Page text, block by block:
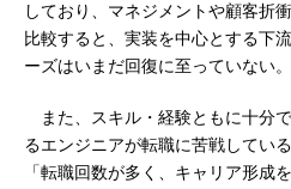
しており、マネジメントや顧客折
比較すると、実装を中心とする下
ーズはいまだ回復に至っていない。
また、スキル・経験ともに十分
るエンジニアが転職に苦戦してい
「転職回数が多く、キャリア形成